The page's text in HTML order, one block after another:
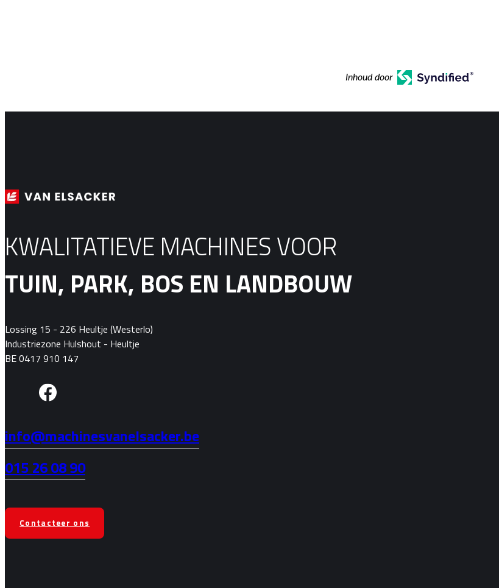
Inhoud door
KWALITATIEVE MACHINES VOOR
TUIN, PARK, BOS EN LANDBOUW
Lossing 15 - 226 Heultje (Westerlo)
Industriezone Hulshout - Heultje
BE 0417 910 147
info@machinesvanelsacker.be
015 26 08 90
Contacteer ons